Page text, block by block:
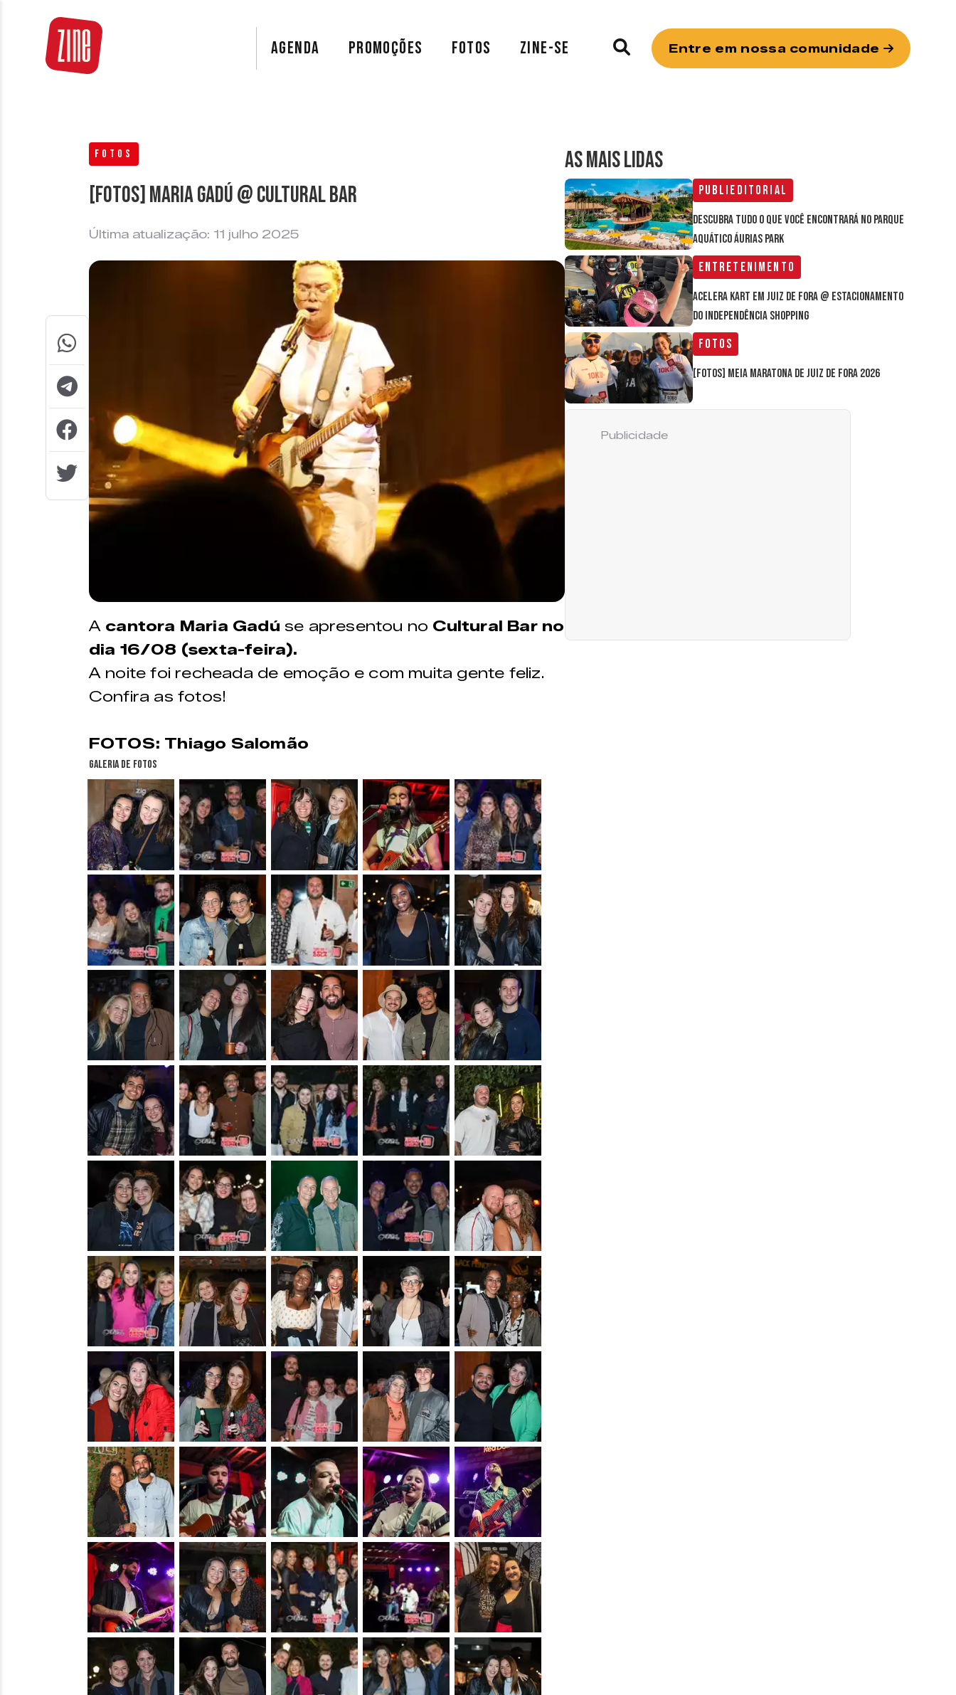
AGENDA PROMOÇÕES FOTOS ZINE-SE Entre em nossa comunidade
FOTOS
[FOTOS] Maria Gadú @ Cultural Bar
Última atualização: 11 julho 2025
A cantora Maria Gadú se apresentou no Cultural Bar no
dia 16/08 (sexta-feira).
A noite foi recheada de emoção e com muita gente feliz.
Confira as fotos!
FOTOS: Thiago Salomão
Galeria de fotos
&nbsp; &nbsp; &nbsp; &nbsp; &nbsp;
&nbsp; &nbsp; &nbsp; &nbsp; &nbsp;
&nbsp; &nbsp; &nbsp;
&nbsp; &nbsp; &nbsp; &nbsp;
&nbsp; &nbsp;
&nbsp; &nbsp; &nbsp; &nbsp;
&nbsp; &nbsp; &nbsp; &nbsp;
&nbsp; &nbsp; &nbsp; &nbsp; &nbsp;
&nbsp; &nbsp; &nbsp; &nbsp; &nbsp;
&nbsp; &nbsp; &nbsp;
AS MAIS LIDAS
Publieditorial
Descubra tudo o que você encontrará no parque
aquático Áurias Park
Entretenimento
Acelera Kart em Juiz de Fora @ estacionamento
do Independência Shopping
Fotos
[FOTOS] Meia Maratona de Juiz de Fora 2026
Publicidade